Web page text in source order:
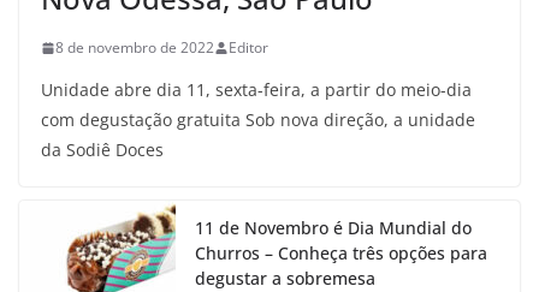
8 de novembro de 2022 Editor
Unidade abre dia 11, sexta-feira, a partir do meio-dia
com degustação gratuita Sob nova direção, a unidade
da Sodiê Doces
11 de Novembro é Dia Mundial do
Churros – Conheça três opções para
degustar a sobremesa